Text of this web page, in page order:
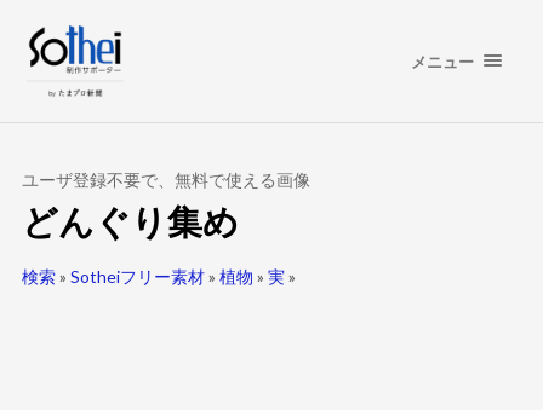
メニュー
ユーザ登録不要で、無料で使える画像
どんぐり集め
検索» Sotheiフリー素材» 植物 » 実»